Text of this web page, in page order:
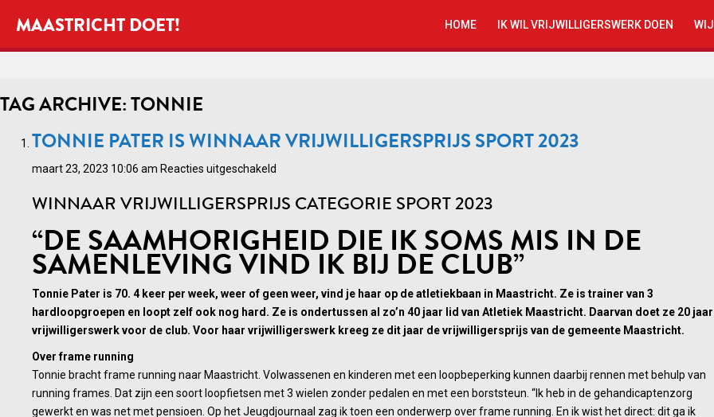
MAASTRICHT DOET! HOME IK WIL VRIJWILLIGERSWERK DOEN
TAG ARCHIVE: TONNIE
TONNIE PATER IS WINNAAR VRIJWILLIGERSPRIJS SPORT 2023
maart 23, 2023 10:06 am Reacties uitgeschakeld
Pater
winnaar
vrijwilligersprijs
sport
2023
WINNAAR VRIJWILLIGERSPRIJS CATEGORIE SPORT 2023
“DE SAAMHORIGHEID DIE IK SOMS MIS IN DE
SAMENLEVING VIND IK BIJ DE CLUB”
Tonnie Pater is 70. 4 keer per week, weer of geen weer, vind je haar op de atletiekbaan in Maastricht. Ze is trainer van 3
hardloopgroepen en loopt zelf ook nog hard. Ze is ondertussen al zo’n 40 jaar lid van Atletiek Maastricht. Daarvan doet ze 20 jaar
vrijwilligerswerk voor de club. Voor haar vrijwilligerswerk kreeg ze dit jaar de vrijwilligersprijs van de gemeente Maastricht.
Over frame running
Tonnie bracht frame running naar Maastricht. Volwassenen en kinderen met een loopbeperking kunnen daarbij rennen met behulp van
running frames. Dat zijn een soort loopfietsen met 3 wielen zonder pedalen en met een borststeun. “Ik heb in de gehandicaptenzorg
gewerkt en was net met pensioen. Op het Jeugdjournaal zag ik toen een onderwerp over frame running. En ik wist het direct: dit ga ik